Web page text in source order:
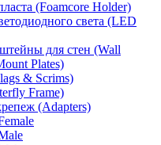
(Foamcore Holder)
света (LED
для стен (Wall
Plates)
& Scrims)
Frame)
(Adapters)